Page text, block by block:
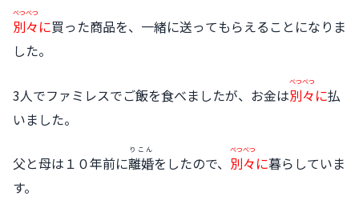
別々
べつべつ
に買った商品を、一緒に送ってもらえることになりま
した。
3人でファミレスでご飯を食べましたが、お金は別々
べつべつ
に払
いました。
父と母は１０年前に離婚
りこん
をしたので、 別々
べつべつ
に暮らしていま
す。